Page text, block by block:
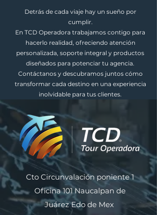
Detrás de cada viaje hay un sueño por
cumplir.
En TCD Operadora trabajamos contigo para
hacerlo realidad, ofreciendo atención
personalizada, soporte integral y productos
diseñados para potenciar tu agencia.
Contáctanos y descubramos juntos cómo
transformar cada destino en una experiencia
inolvidable para tus clientes.
Cto Circunvalación poniente 1
Oficina 101 Naucalpan de
JuárezEdo de Mex